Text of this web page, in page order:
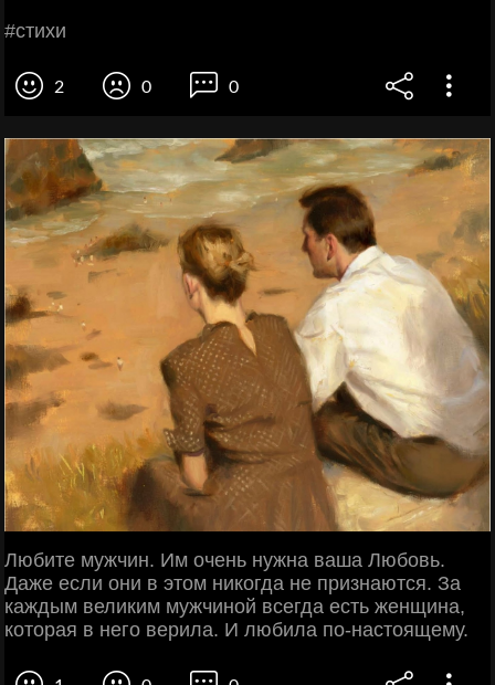
#cтихи
2 0 0
Любите мужчин. Им очень нужна ваша Любовь.
Даже если они в этом никогда не признаются. За
каждым великим мужчиной всегда есть женщина,
которая в него верила. И любила по-настоящему.